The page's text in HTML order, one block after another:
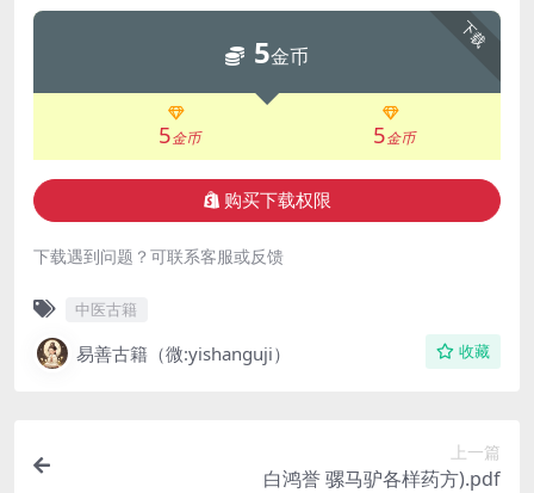
下载
5金币
5金币 5金币
购买下载权限
下载遇到问题？可联系客服或反馈
中医古籍
易善古籍（微:yishanguji） 收藏
上一篇
白鸿誉 骡马驴各样药方).pdf